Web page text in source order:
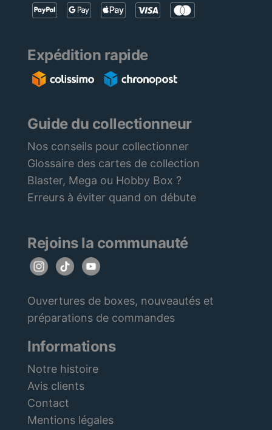
Expédition rapide
Guide du collectionneur
Nos conseils pour collectionner
Glossaire des cartes de collection
Blaster, Mega ou Hobby Box ?
Erreurs à éviter quand on débute
Rejoins la communauté
Ouvertures de boxes, nouveautés et
préparations de commandes
Informations
Notre histoire
Avis clients
Contact
Mentions légales